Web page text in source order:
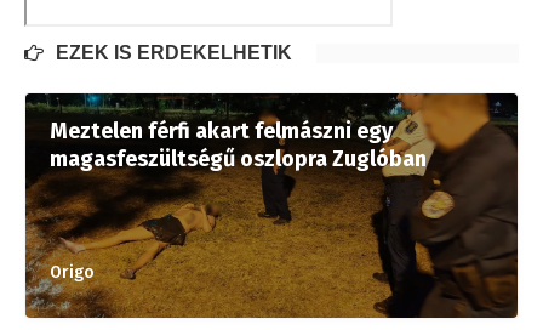
EZEK IS ÉRDEKELHETIK
Meztelen férfi akart felmászni egy
magasfeszültségű oszlopra Zuglóban
Origo